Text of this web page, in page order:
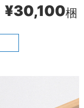
¥30,100梱